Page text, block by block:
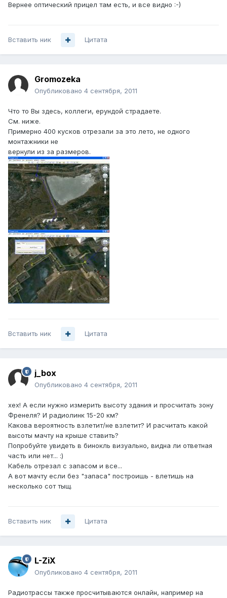
Вернее оптический прицел там есть, и все видно :-)
Вставить ник Цитата
Gromozeka
Опубликовано 4 сентября, 2011
Что то Вы здесь, коллеги, ерундой страдаете.
См. ниже.
Примерно 400 кусков отрезали за это лето, не одного
монтажники не
вернули из за размеров.
Вставить ник Цитата
j_box
Опубликовано 4 сентября, 2011
хех! А если нужно измерить высоту здания и просчитать зону
Френеля? И радиолинк 15-20 км?
Какова вероятность взлетит/не взлетит? И расчитать какой
высоты мачту на крыше ставить?
Попробуйте увидеть в бинокль визуально, видна ли ответная
часть или нет... :)
Кабель отрезал с запасом и все...
А вот мачту если без "запаса" построишь - влетишь на
несколько сот тыщ.
Вставить ник Цитата
L-ZiX
Опубликовано 4 сентября, 2011
Радиотрассы также просчитываются онлайн, например на